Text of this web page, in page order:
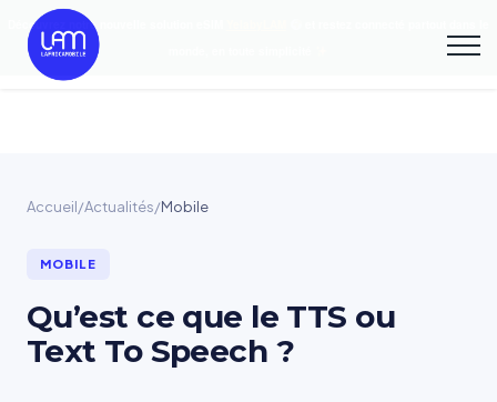
Découvrez notre nouvelle solution eSIM
Accueil/Actualités/Mobile
MOBILE
Qu’est ce que le TTS ou
Text To Speech ?